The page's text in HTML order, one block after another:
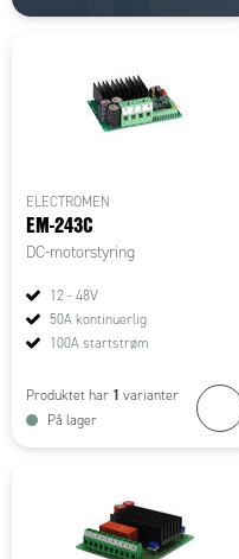
ELECTROMEN
EM-243C
DC-motorstyring
12 - 48V
50A kontinuerlig
100A startstrøm
Produktet har 1 varianter
På lager